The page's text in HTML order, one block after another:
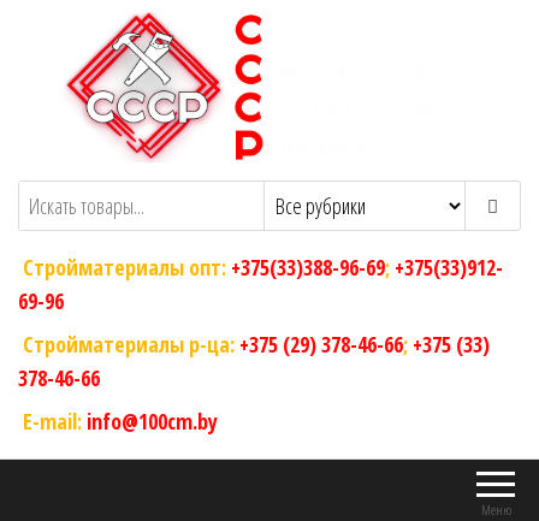
содержимому
ООО "Склад Современных Строительных
Решений"
Оптовый магазин строительных
материалов
Стройматериалы опт: +375(33)388-96-69; +375(33)912-
69-96
Стройматериалы р-ца: +375 (29) 378-46-66; +375 (33)
378-46-66
E-mail: info@100cm.by
Меню